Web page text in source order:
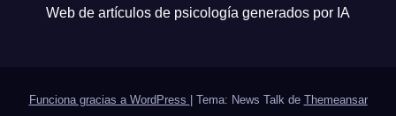
Web de artículos de psicología generados por IA
Funciona gracias a WordPress Tema: News Talk de Themeansar